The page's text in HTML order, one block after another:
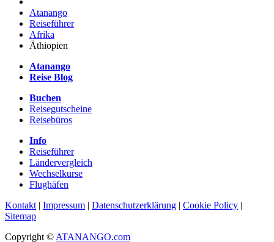
Atanango
Reiseführer
Afrika
Äthiopien
Atanango
Reise Blog
Buchen
Reisegutscheine
Reisebüros
Info
Reiseführer
Ländervergleich
Wechselkurse
Flughäfen
Kontakt | Impressum | Datenschutzerklärung | Cookie Policy |
Sitemap
Copyright © ATANANGO.com